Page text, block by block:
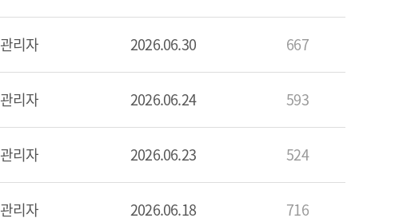
관리자 2026.06.30 667
관리자 2026.06.24 593
관리자 2026.06.23 524
관리자 2026.06.18 716